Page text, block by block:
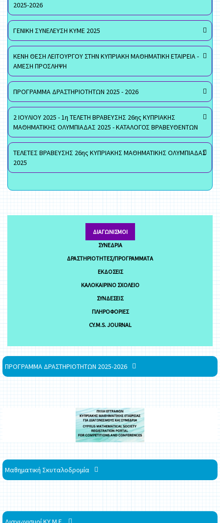
2025-2026
ΓΕΝΙΚΗ ΣΥΝΕΛΕΥΣΗ ΚΥΜΕ 2025
ΚΕΝΗ ΘΕΣΗ ΛΕΙΤΟΥΡΓΟΥ ΣΤΗΝ ΚΥΠΡΙΑΚΗ ΜΑΘΗΜΑΤΙΚΗ ΕΤΑΙΡΕΙΑ -
ΑΜΕΣΗ ΠΡΟΣΛΗΨΗ
ΠΡΟΓΡΑΜΜΑ ΔΡΑΣΤΗΡΙΟΤΗΤΩΝ 2025 - 2026
2 ΙΟΥΛΙΟΥ 2025 - 1η ΤΕΛΕΤΗ ΒΡΑΒΕΥΣΗΣ 26ης ΚΥΠΡΙΑΚΗΣ
ΜΑΘΗΜΑΤΙΚΗΣ ΟΛΥΜΠΙΑΔΑΣ 2025 - ΚΑΤΑΛΟΓΟΣ ΒΡΑΒΕΥΘΕΝΤΩΝ
ΤΕΛΕΤΕΣ ΒΡΑΒΕΥΣΗΣ 26ης ΚΥΠΡΙΑΚΗΣ ΜΑΘΗΜΑΤΙΚΗΣ ΟΛΥΜΠΙΑΔΑΣ
2025
ΔΙΑΓΩΝΙΣΜΟΊ
ΣΥΝΈΔΡΙΑ
ΔΡΑΣΤΗΡΙΌΤΗΤΕΣ/ΠΡΟΓΡΆΜΜΑΤΑ
ΕΚΔΌΣΕΙΣ
ΚΑΛΟΚΑΙΡΙΝΌ ΣΧΟΛΕΊΟ
ΣΥΝΔΈΣΕΙΣ
ΠΛΗΡΟΦΟΡΊΕΣ
CY.M.S. JOURNAL
ΠΡΟΓΡΑΜΜΑ ΔΡΑΣΤΗΡΙΟΤΗΤΩΝ 2025-2026
Μαθηματική Σκυταλοδρομία